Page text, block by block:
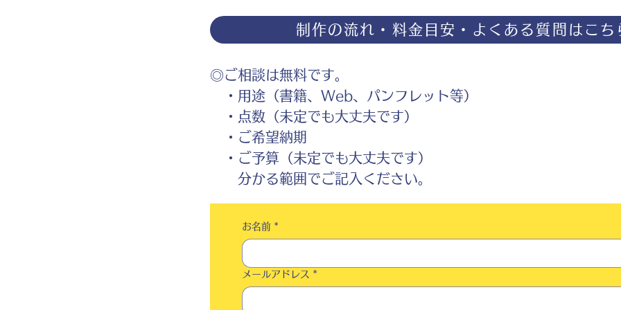
制作の流れ・料金目安・よくある質問はこち
◎ご相談は無料です。
・用途（書籍、Web、パンフレット等）
・点数（未定でも大丈夫です）
・ご希望納期
・ご予算（未定でも大丈夫です）
分かる範囲でご記入ください。
お名前 *
メールアドレス *